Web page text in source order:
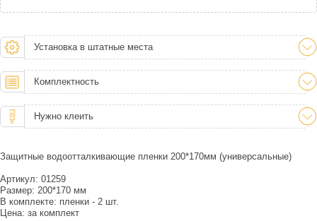
Установка в штатные места
Комплектность
Нужно клеить
Защитные водоотталкивающие пленки 200*170мм (универсальные)
Артикул: 01259
Размер: 200*170 мм
В комплекте: пленки - 2 шт.
Цена: за комплект